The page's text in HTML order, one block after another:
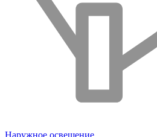
Наружное освещение